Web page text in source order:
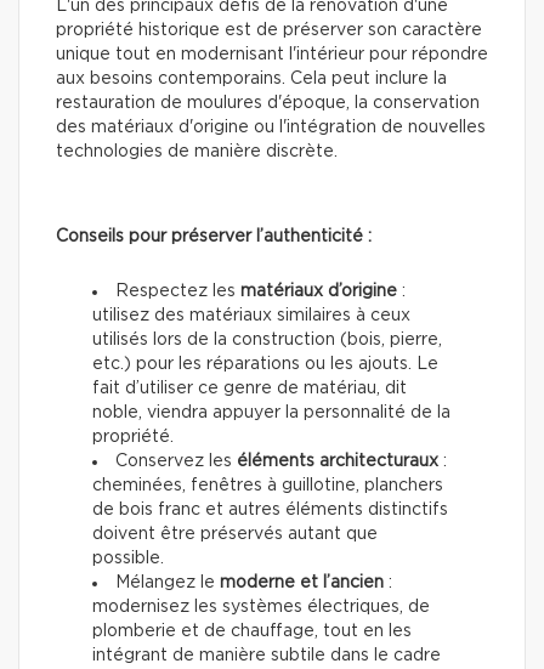
L'un des principaux défis de la rénovation d'une
propriété historique est de préserver son caractère
unique tout en modernisant l'intérieur pour répondre
aux besoins contemporains. Cela peut inclure la
restauration de moulures d'époque, la conservation
des matériaux d'origine ou l'intégration de nouvelles
technologies de manière discrète.
Conseils pour préserver l’authenticité :
Respectez les matériaux d’origine :
utilisez des matériaux similaires à ceux
utilisés lors de la construction (bois, pierre,
etc.) pour les réparations ou les ajouts. Le
fait d’utiliser ce genre de matériau, dit
noble, viendra appuyer la personnalité de la
propriété.
Conservez les éléments architecturaux :
cheminées, fenêtres à guillotine, planchers
de bois franc et autres éléments distinctifs
doivent être préservés autant que
possible.
Mélangez le moderne et l’ancien :
modernisez les systèmes électriques, de
plomberie et de chauffage, tout en les
intégrant de manière subtile dans le cadre